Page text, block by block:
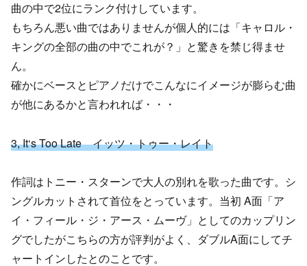
曲の中で2位にランク付けしています。
もちろん悪い曲ではありませんが個人的には「キャロル・
キングの全部の曲の中でこれが？」と驚きを禁じ得ませ
ん。
確かにベースとピアノだけでこんなにイメージが膨らむ曲
が他にあるかと言われれば・・・
3, It‘s Too Late イッツ・トゥー・レイト
作詞はトニー・スターンで大人の別れを歌った曲です。シ
ングルカットされて首位をとっています。当初 A面「ア
イ・フィール・ジ・アース・ムーヴ」としてのカップリン
グでしたがこちらの方が評判がよく、ダブルA面にしてチ
ャートインしたとのことです。